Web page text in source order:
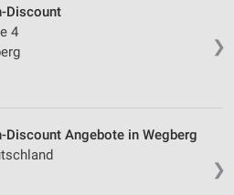
❯
Discount
4
❯
Discount Angebote in Wegberg